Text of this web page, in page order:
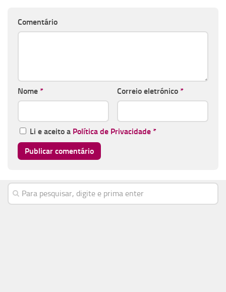
Comentário
Nome * Correio eletrónico *
Li e aceito a Política de Privacidade *